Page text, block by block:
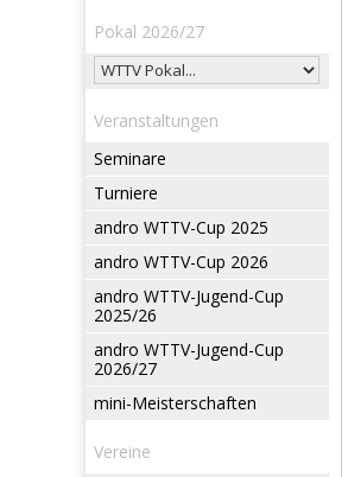
Pokal 2026/27
Veranstaltungen
Seminare
Turniere
andro WTTV-Cup 2025
andro WTTV-Cup 2026
andro WTTV-Jugend-Cup
2025/26
andro WTTV-Jugend-Cup
2026/27
mini-Meisterschaften
Vereine